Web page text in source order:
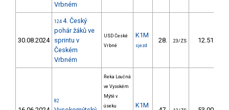
Vrbném
30.08.2024
124 4. Český
pohár žáků ve
sprintu v
Českém
Vrbném
USD České
Vrbné
K1M
sjezd
28. 23/ZS 12.51
82
Řeka Loučná
ve Vysokém
Mýtě v
úseku
K1M